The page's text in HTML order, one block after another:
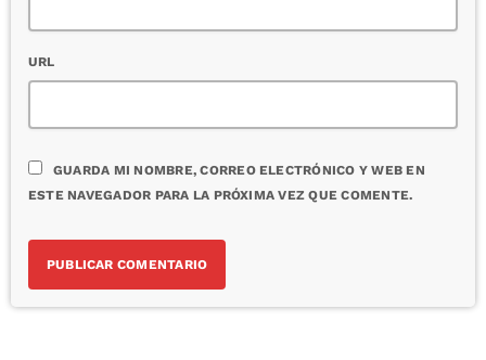
URL
GUARDA MI NOMBRE, CORREO ELECTRÓNICO Y WEB EN
ESTE NAVEGADOR PARA LA PRÓXIMA VEZ QUE COMENTE.